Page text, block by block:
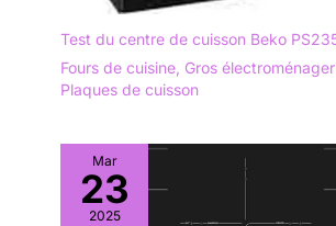
Test du centre de cuisson Beko
Fours de cuisine, Gros
Plaques de cuisson
Mar
23
2025